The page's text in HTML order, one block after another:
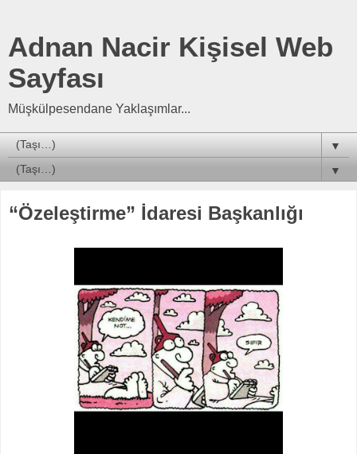
Adnan Nacir Kişisel Web
Sayfası
Müşkülpesendane Yaklaşımlar...
▼
▼
“Özeleştirme” İdaresi Başkanlığı